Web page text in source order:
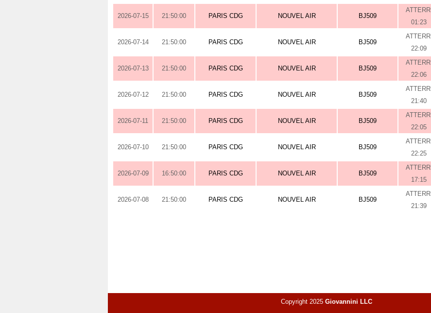
2026-07-15 21:50:00 PARIS CDG NOUVEL AIR BJ509
ATTERRI
01:23
2026-07-14 21:50:00 PARIS CDG NOUVEL AIR BJ509
ATTERRI
22:09
2026-07-13 21:50:00 PARIS CDG NOUVEL AIR BJ509
ATTERRI
22:06
2026-07-12 21:50:00 PARIS CDG NOUVEL AIR BJ509
ATTERRI
21:40
2026-07-11 21:50:00 PARIS CDG NOUVEL AIR BJ509
ATTERRI
22:05
2026-07-10 21:50:00 PARIS CDG NOUVEL AIR BJ509
ATTERRI
22:25
2026-07-09 16:50:00 PARIS CDG NOUVEL AIR BJ509
ATTERRI
17:15
2026-07-08 21:50:00 PARIS CDG NOUVEL AIR BJ509
ATTERRI
21:39
Copyright 2025 Giovannini LLC